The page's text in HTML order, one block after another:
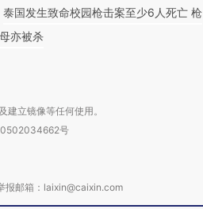
泰国发生致命校园枪击案至少6人死亡 枪
亦被杀
立镜像等任何使用。
号
邮箱：laixin@caixin.com